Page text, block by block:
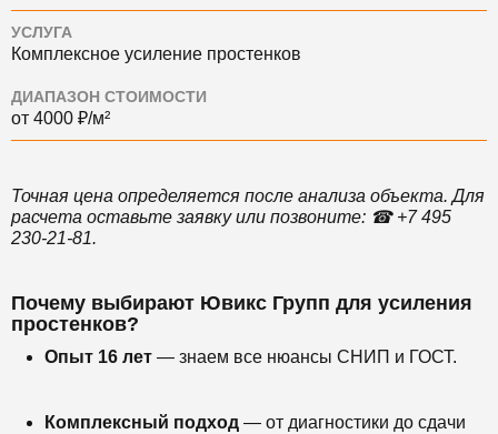
УСЛУГА
Комплексное усиление простенков
ДИАПАЗОН СТОИМОСТИ
от 4000 ₽/м²
Точная цена определяется после анализа объекта. Для
расчета оставьте заявку или позвоните: ☎ +7 495
230-21-81.
Почему выбирают Ювикс Групп для усиления
простенков?
Опыт 16 лет — знаем все нюансы СНИП и ГОСТ.
Комплексный подход — от диагностики до сдачи